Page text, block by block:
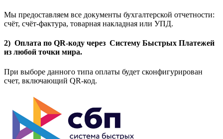
Мы предоставляем все документы бухгалтерской отчетности:
счёт, счёт-фактура, товарная накладная или УПД.
2) Оплата по QR-коду через Систему Быстрых Платежей
из любой точки мира.
При выборе данного типа оплаты будет сконфигурирован
счет, включающий QR-код.